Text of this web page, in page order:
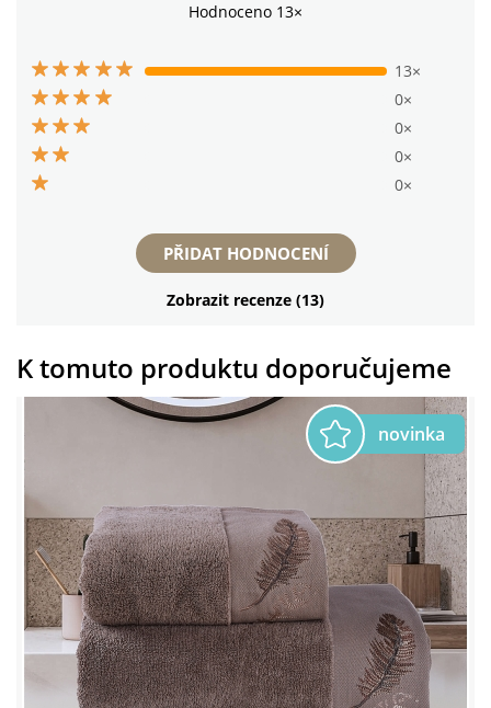
Hodnoceno 13×
13×
0×
0×
0×
0×
PŘIDAT HODNOCENÍ
Zobrazit recenze (13)
K tomuto produktu doporučujeme